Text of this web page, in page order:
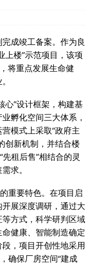
成竣工备案。作为良
上楼”示范项目，该项
将重点发展生命健
心”设计框架，构建基
孵化空间三大体系，
模式上采取“政府主
创新机制，并结合楼
租后售”相结合的灵
求。
重要特色。在项目启
展深度调研，通过大
方式，科学研判区域
健康、智能制造确定
，项目开创性地采用
确保厂房空间“建成